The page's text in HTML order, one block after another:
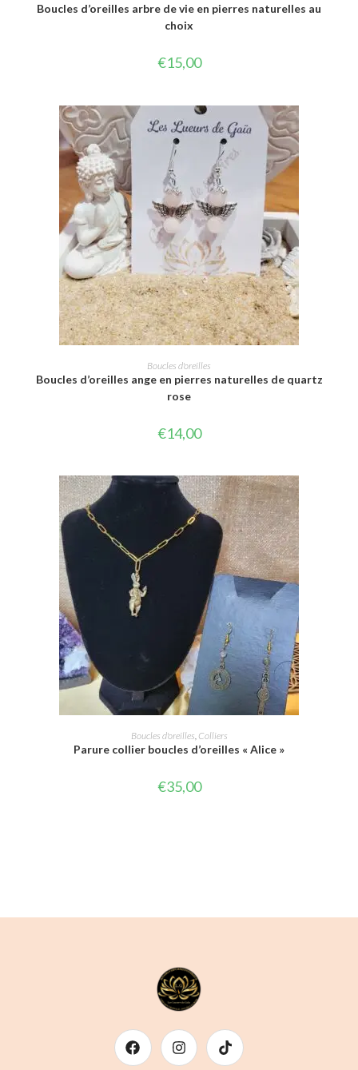
Boucles d’oreilles arbre de vie en pierres naturelles au
choix
€15,00
AJOUTER AU PANIER
Boucles d'oreilles
Boucles d’oreilles ange en pierres naturelles de quartz
rose
€14,00
AJOUTER AU PANIER
Boucles d'oreilles, Colliers
Parure collier boucles d’oreilles « Alice »
€35,00